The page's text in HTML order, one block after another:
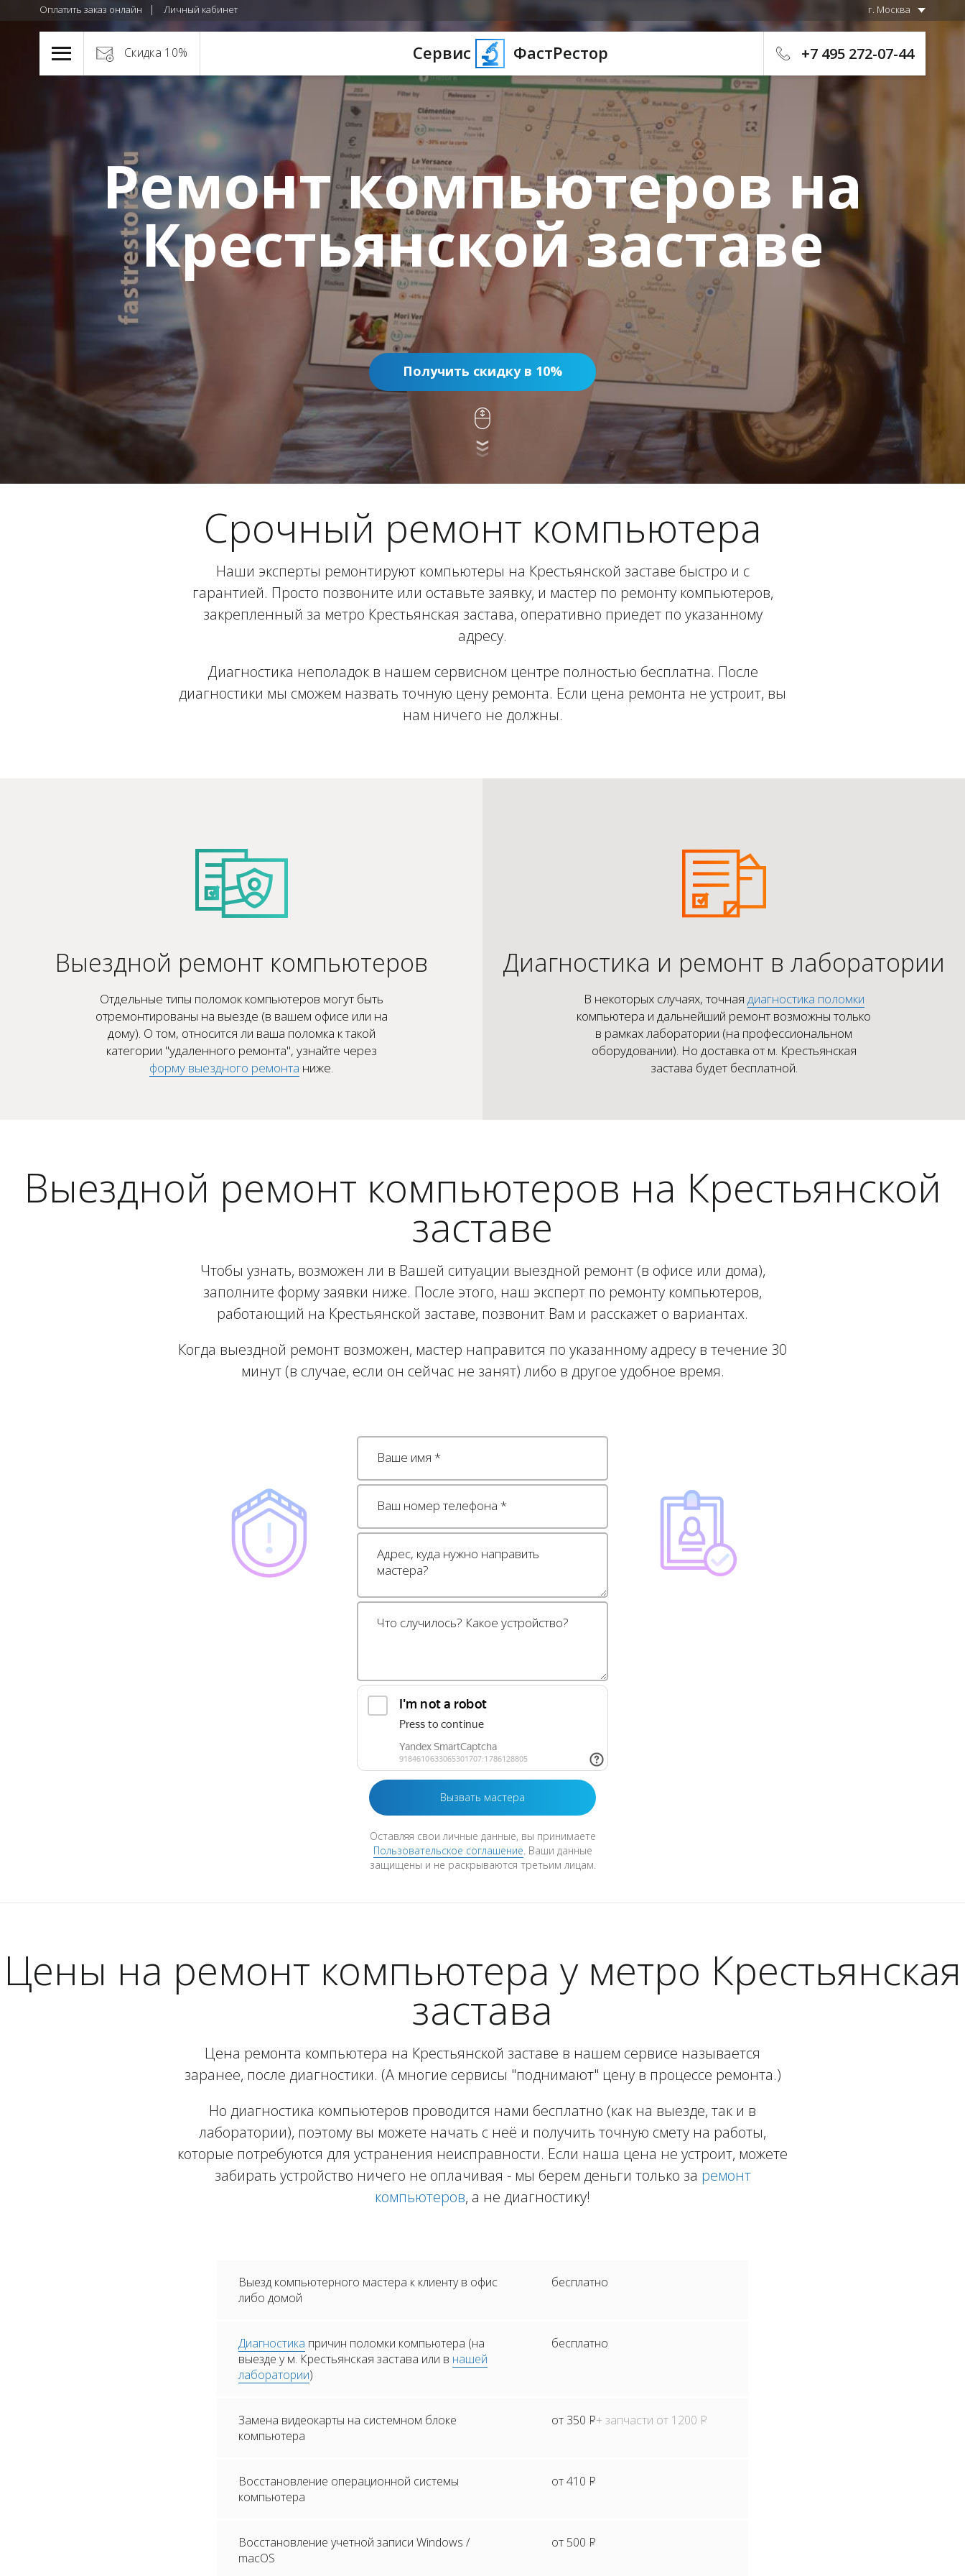
Оплатить заказ онлайн Личный кабинет г. Москва
Сервис ФастРестор
Скидка 10% +7 495 272-07-44
Ремонт компьютеров на
Крестьянской заставе
Получить скидку в 10%
Срочный ремонт компьютера
Наши эксперты ремонтируют компьютеры на Крестьянской заставе быстро и с
гарантией. Просто позвоните или оставьте заявку, и мастер по ремонту компьютеров,
закрепленный за метро Крестьянская застава, оперативно приедет по указанному
адресу.
Диагностика неполадок в нашем сервисном центре полностью бесплатна. После
диагностики мы сможем назвать точную цену ремонта. Если цена ремонта не устроит, вы
нам ничего не должны.
Выездной ремонт компьютеров
Отдельные типы поломок компьютеров могут быть
отремонтированы на выезде (в вашем офисе или на
дому). О том, относится ли ваша поломка к такой
категории "удаленного ремонта", узнайте через
форму выездного ремонта ниже.
Диагностика и ремонт в лаборатории
В некоторых случаях, точная диагностика поломки
компьютера и дальнейший ремонт возможны только
в рамках лаборатории (на профессиональном
оборудовании). Но доставка от м. Крестьянская
застава будет бесплатной.
Выездной ремонт компьютеров на Крестьянской
заставе
Чтобы узнать, возможен ли в Вашей ситуации выездной ремонт (в офисе или дома),
заполните форму заявки ниже. После этого, наш эксперт по ремонту компьютеров,
работающий на Крестьянской заставе, позвонит Вам и расскажет о вариантах.
Когда выездной ремонт возможен, мастер направится по указанному адресу в течение 30
минут (в случае, если он сейчас не занят) либо в другое удобное время.
Оставляя свои личные данные, вы принимаете
Пользовательское соглашение. Ваши данные
защищены и не раскрываются третьим лицам.
Цены на ремонт компьютера у метро Крестьянская
застава
Цена ремонта компьютера на Крестьянской заставе в нашем сервисе называется
заранее, после диагностики. (А многие сервисы "поднимают" цену в процессе ремонта.)
Но диагностика компьютеров проводится нами бесплатно (как на выезде, так и в
лаборатории), поэтому вы можете начать с неё и получить точную смету на работы,
которые потребуются для устранения неисправности. Если наша цена не устроит, можете
забирать устройство ничего не оплачивая - мы берем деньги только за ремонт
компьютеров, а не диагностику!
Выезд компьютерного мастера к клиенту в офис
либо домой
бесплатно
Диагностика причин поломки компьютера (на
выезде у м. Крестьянская застава или в нашей
лаборатории)
бесплатно
Замена видеокарты на системном блоке
компьютера
от 350 Р+ запчасти от 1200 Р
Восстановление операционной системы
компьютера
от 410 Р
Восстановление учетной записи Windows /
macOS
от 500 Р